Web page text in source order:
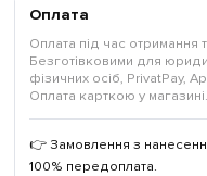
Оплата
Оплата під час отримання
Безготівковими для
фізичних осіб, PrivatPay,
Оплата карткою у магазині.
👉 Замовлення з
100% передоплата.